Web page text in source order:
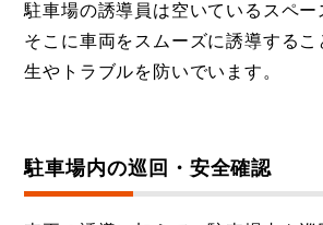
駐車場の誘導員は空いているスペー
そこに車両をスムーズに誘導する
生やトラブルを防いでいます。
駐車場内の巡回・安全確認